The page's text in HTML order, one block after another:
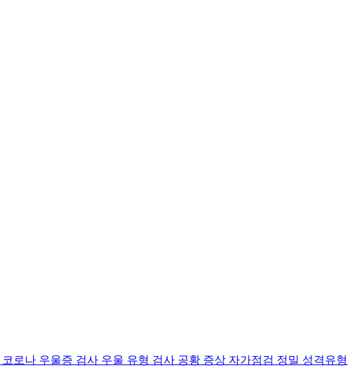
코로나 우울증 검사 우울 유형 검사 공황 증상 자가점검 정밀 성격유형